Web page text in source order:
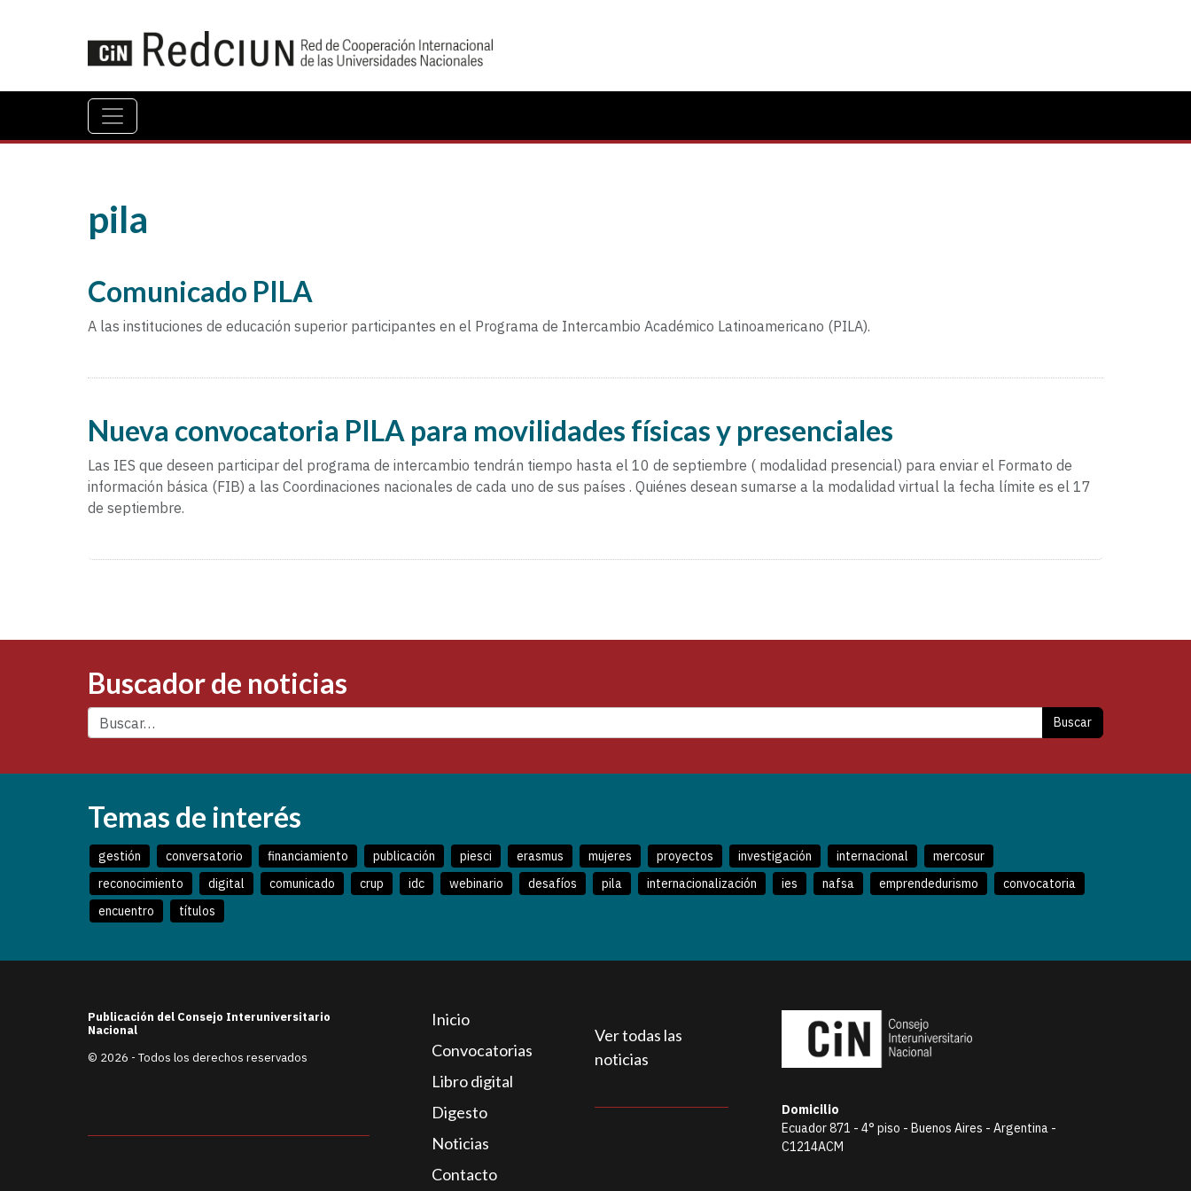
pila
Comunicado PILA
A las instituciones de educación superior participantes en el Programa de Intercambio Académico Latinoamericano (PILA).
Nueva convocatoria PILA para movilidades físicas y presenciales
Las IES que deseen participar del programa de intercambio tendrán tiempo hasta el 10 de septiembre ( modalidad presencial) para enviar el Formato de
información básica (FIB) a las Coordinaciones nacionales de cada uno de sus países . Quiénes desean sumarse a la modalidad virtual la fecha límite es el 17
de septiembre.
Buscador de noticias
Buscar
Temas de interés
gestión conversatorio financiamiento publicación piesci erasmus mujeres proyectos investigación internacional
mercosur
reconocimiento
digital comunicado crup idc webinario desafíos pila internacionalización ies nafsa emprendedurismo
convocatoria
encuentro
títulos
Publicación del Consejo Interuniversitario
Nacional
© 2026 - Todos los derechos reservados
Inicio
Convocatorias
Libro digital
Digesto
Noticias
Contacto
Ver todas las
noticias
Domicilio
Ecuador 871 - 4° piso - Buenos Aires - Argentina -
C1214ACM